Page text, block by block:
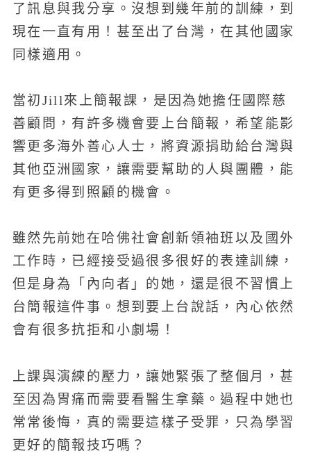
了訊息與我分享。沒想到幾年前的訓練，到
現在一直有用！甚至出了台灣，在其他國家
同樣適用。
當初Jill來上簡報課，是因為她擔任國際慈
善顧問，有許多機會要上台簡報，希望能影
響更多海外善心人士，將資源捐助給台灣與
其他亞洲國家，讓需要幫助的人與團體，能
有更多得到照顧的機會。
雖然先前她在哈佛社會創新領袖班以及國外
工作時，已經接受過很多很好的表達訓練，
但是身為「內向者」的她，還是很不習慣上
台簡報這件事。想到要上台說話，內心依然
會有很多抗拒和小劇場！
上課與演練的壓力，讓她緊張了整個月，甚
至因為胃痛而需要看醫生拿藥。過程中她也
常常後悔，真的需要這樣子受罪，只為學習
更好的簡報技巧嗎？